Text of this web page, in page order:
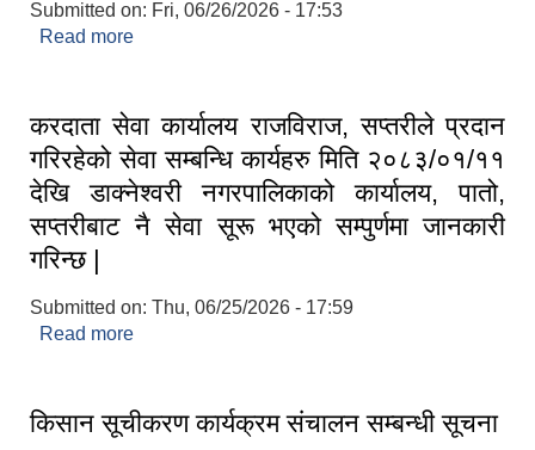
Submitted on: Fri, 06/26/2026 - 17:53
Read more
करदाता सेवा कार्यालय राजविराज, सप्तरीले प्रदान
गरिरहेको सेवा सम्बन्धि कार्यहरु मिति २०८३/०१/११
देखि डाक्नेश्वरी नगरपालिकाको कार्यालय, पातो,
सप्तरीबाट नै सेवा सूरू भएको सम्पुर्णमा जानकारी
गरिन्छ |
Submitted on: Thu, 06/25/2026 - 17:59
Read more
सूरू भएको सम्पुर्णमा जानकारी गरिन्छ |
किसान सूचीकरण कार्यक्रम संचालन सम्बन्धी सूचना